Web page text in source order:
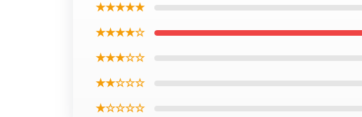
★★★★★
★★★★☆
★★★☆☆
★★☆☆☆
★☆☆☆☆